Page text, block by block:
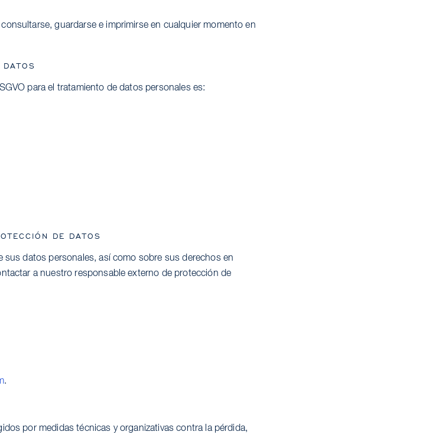
guardarse e imprimirse en cualquier momento en
para el tratamiento de datos personales es:
DE DATOS
datos personales, así como sobre sus derechos en
a nuestro responsable externo de protección de
.
por medidas técnicas y organizativas contra la pérdida,